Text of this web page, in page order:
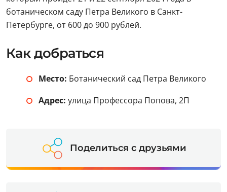
ботаническом саду Петра Великого в Санкт-
Петербурге, от 600 до 900 рублей.
Как добраться
Место: Ботанический сад Петра Великого
Адрес: улица Профессора Попова, 2П
Поделиться с друзьями